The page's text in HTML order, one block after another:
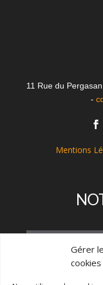
Gérer
cookies
11 Rue du
-
Mentions